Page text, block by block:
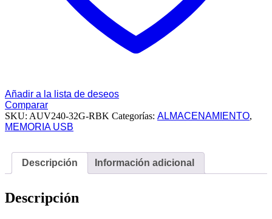
Añadir a la lista de deseos
Comparar
SKU: AUV240-32G-RBK Categorías: ALMACENAMIENTO,
MEMORIA USB
Descripción Información adicional
Descripción